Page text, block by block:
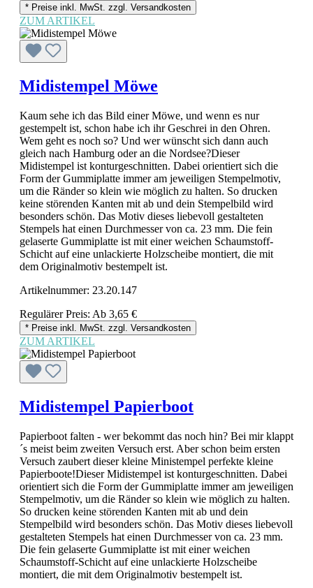
* Preise inkl. MwSt. zzgl. Versandkosten
ZUM ARTIKEL
Midistempel Möwe
Kaum sehe ich das Bild einer Möwe, und wenn es nur
gestempelt ist, schon habe ich ihr Geschrei in den Ohren.
Wem geht es noch so? Und wer wünscht sich dann auch
gleich nach Hamburg oder an die Nordsee?Dieser
Midistempel ist konturgeschnitten. Dabei orientiert sich die
Form der Gummiplatte immer am jeweiligen Stempelmotiv,
um die Ränder so klein wie möglich zu halten. So drucken
keine störenden Kanten mit ab und dein Stempelbild wird
besonders schön. Das Motiv dieses liebevoll gestalteten
Stempels hat einen Durchmesser von ca. 23 mm. Die fein
gelaserte Gummiplatte ist mit einer weichen Schaumstoff-
Schicht auf eine unlackierte Holzscheibe montiert, die mit
dem Originalmotiv bestempelt ist.
Artikelnummer: 23.20.147
Regulärer Preis: Ab 3,65 €
* Preise inkl. MwSt. zzgl. Versandkosten
ZUM ARTIKEL
Midistempel Papierboot
Papierboot falten - wer bekommt das noch hin? Bei mir klappt
´s meist beim zweiten Versuch erst. Aber schon beim ersten
Versuch zaubert dieser kleine Ministempel perfekte kleine
Papierboote!Dieser Midistempel ist konturgeschnitten. Dabei
orientiert sich die Form der Gummiplatte immer am jeweiligen
Stempelmotiv, um die Ränder so klein wie möglich zu halten.
So drucken keine störenden Kanten mit ab und dein
Stempelbild wird besonders schön. Das Motiv dieses liebevoll
gestalteten Stempels hat einen Durchmesser von ca. 23 mm.
Die fein gelaserte Gummiplatte ist mit einer weichen
Schaumstoff-Schicht auf eine unlackierte Holzscheibe
montiert, die mit dem Originalmotiv bestempelt ist.